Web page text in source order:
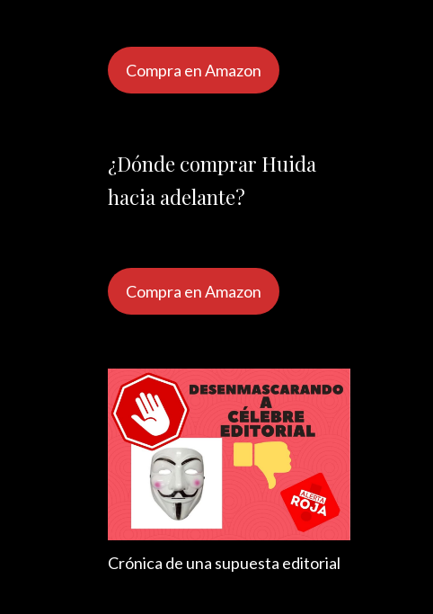
Compra en Amazon
¿Dónde comprar Huida
hacia adelante?
Compra en Amazon
Crónica de una supuesta editorial